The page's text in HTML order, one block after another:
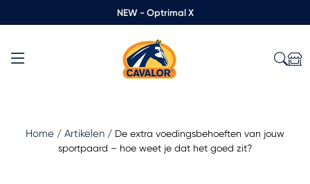
NEW - Optrimal X
Home / Artikelen / De extra voedingsbehoeften van jouw
sportpaard – hoe weet je dat het goed zit?